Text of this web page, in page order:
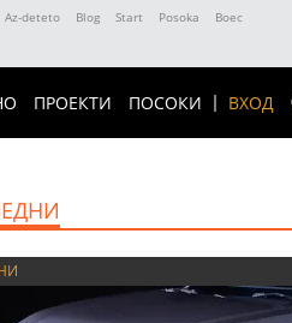
Az-deteto Blog Start Posoka
Boec
ВХОД
ПРОЕКТИ ПОСОКИ